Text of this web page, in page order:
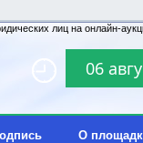
06
лиц на онлайн-
О